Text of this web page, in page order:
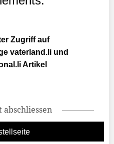
Zugriff auf
vaterland.li und
Artikel